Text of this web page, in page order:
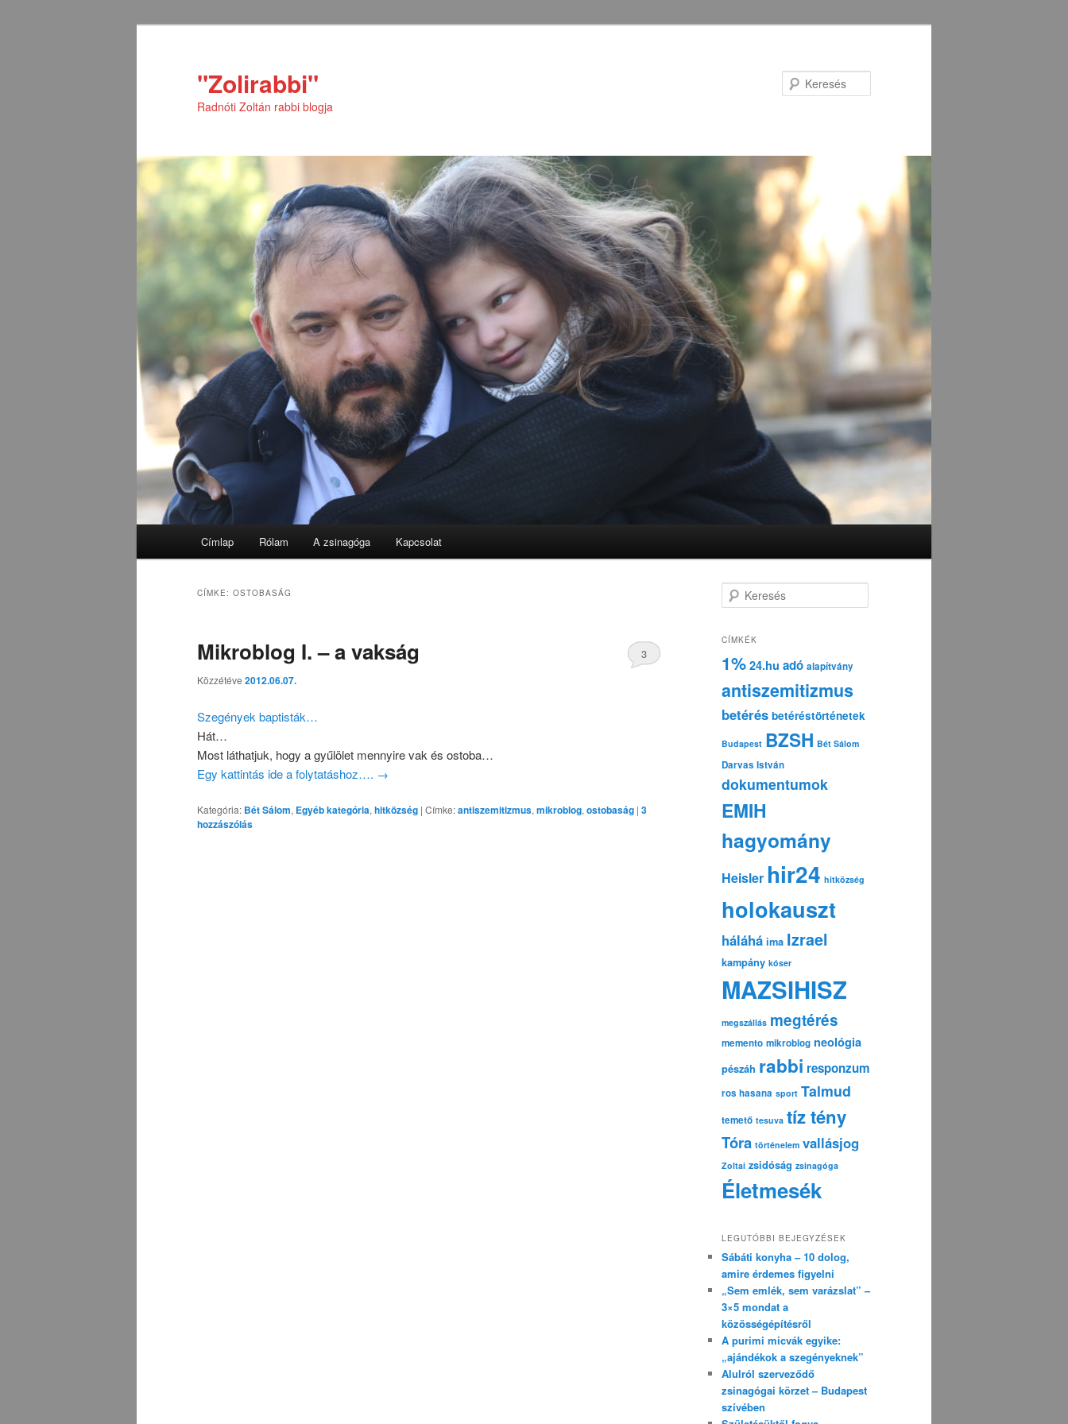
"Zolirabbi"
Radnóti Zoltán rabbi blogja
Címlap Rólam A zsinagóga Kapcsolat
CÍMKE: OSTOBASÁG
Mikroblog I. – a vakság
Közzétéve 2012.06.07.
3
Szegények baptisták…
Hát…
Most láthatjuk, hogy a gyűlölet mennyire vak és ostoba…
Egy kattintás ide a folytatáshoz…. →
Kategória: Bét Sálom, Egyéb kategória, hitközség | Címke:antiszemitizmus, mikroblog, ostobaság | 3
hozzászólás
e
e
é
CÍMKÉK
1% 24.hu adó alapítvány
antiszemitizmus
betérés betéréstörténetek
Budapest BZSH Bét Sálom
Darvas István
dokumentumok
EMIH
hagyomány
Heisler hir24 hitközség
holokauszt
háláhá ima Izrael
kampány kóser
MAZSIHISZ
megszállás megtérés
memento mikroblog neológia
pészáh rabbi responzum
ros hasana sport Talmud
temető tesuva tíz tény
Tóra történelem vallásjog
Zoltai zsidóság zsinagóga
Életmesék
LEGUTÓBBI BEJEGYZÉSEK
Sábáti konyha – 10 dolog,
amire érdemes figyelni
„Sem emlék, sem varázslat” –
3×5 mondat a
közösségépítésről
A purimi micvák egyike:
„ajándékok a szegényeknek”
Alulról szerveződő
zsinagógai körzet – Budapest
szívében